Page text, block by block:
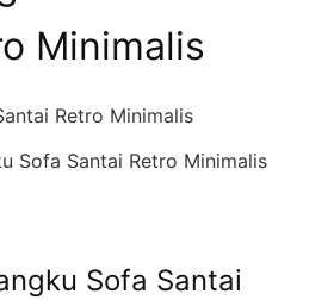
Minimalis
Sofa Santai Retro Minimalis
Sofa Santai